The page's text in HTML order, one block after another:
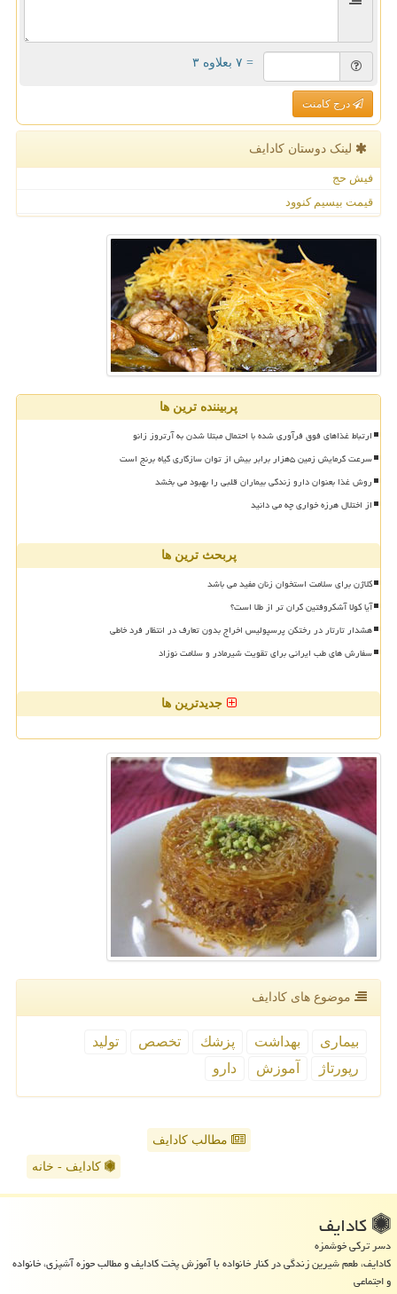
= ۷ بعلاوه ۳
درج کامنت
لینک دوستان كادایف
فیش حج
قیمت بیسیم کنوود
پربیننده ترین ها
ارتباط غذاهای فوق فرآوری شده با احتمال مبتلا شدن به آرتروز زانو
سرعت گرمایش زمین ۵هزار برابر بیش از توان سازگاری گیاه برنج است
روش غذا بعنوان دارو زندگی بیماران قلبی را بهبود می بخشد
از اختلال هرزه خواری چه می دانید
پربحث ترین ها
کلاژن برای سلامت استخوان زنان مفید می باشد
آیا کولا آشکروفتین گران تر از طلا است؟
هشدار تارتار در رختکن پرسپولیس اخراج بدون تعارف در انتظار فرد خاطی
سفارش های طب ایرانی برای تقویت شیرمادر و سلامت نوزاد
جدیدترین ها
موضوع های كادایف
بیماری بهداشت پزشك تخصص
تولید
رپورتاژ
آموزش دارو
مطالب کادایف
کادایف - خانه
كادایف
دسر ترکی خوشمزه
کادایف، طعم شیرین زندگی در کنار خانواده با آموزش پخت کادایف و مطالب حوزه آشپزی، خانواده
و اجتماعی